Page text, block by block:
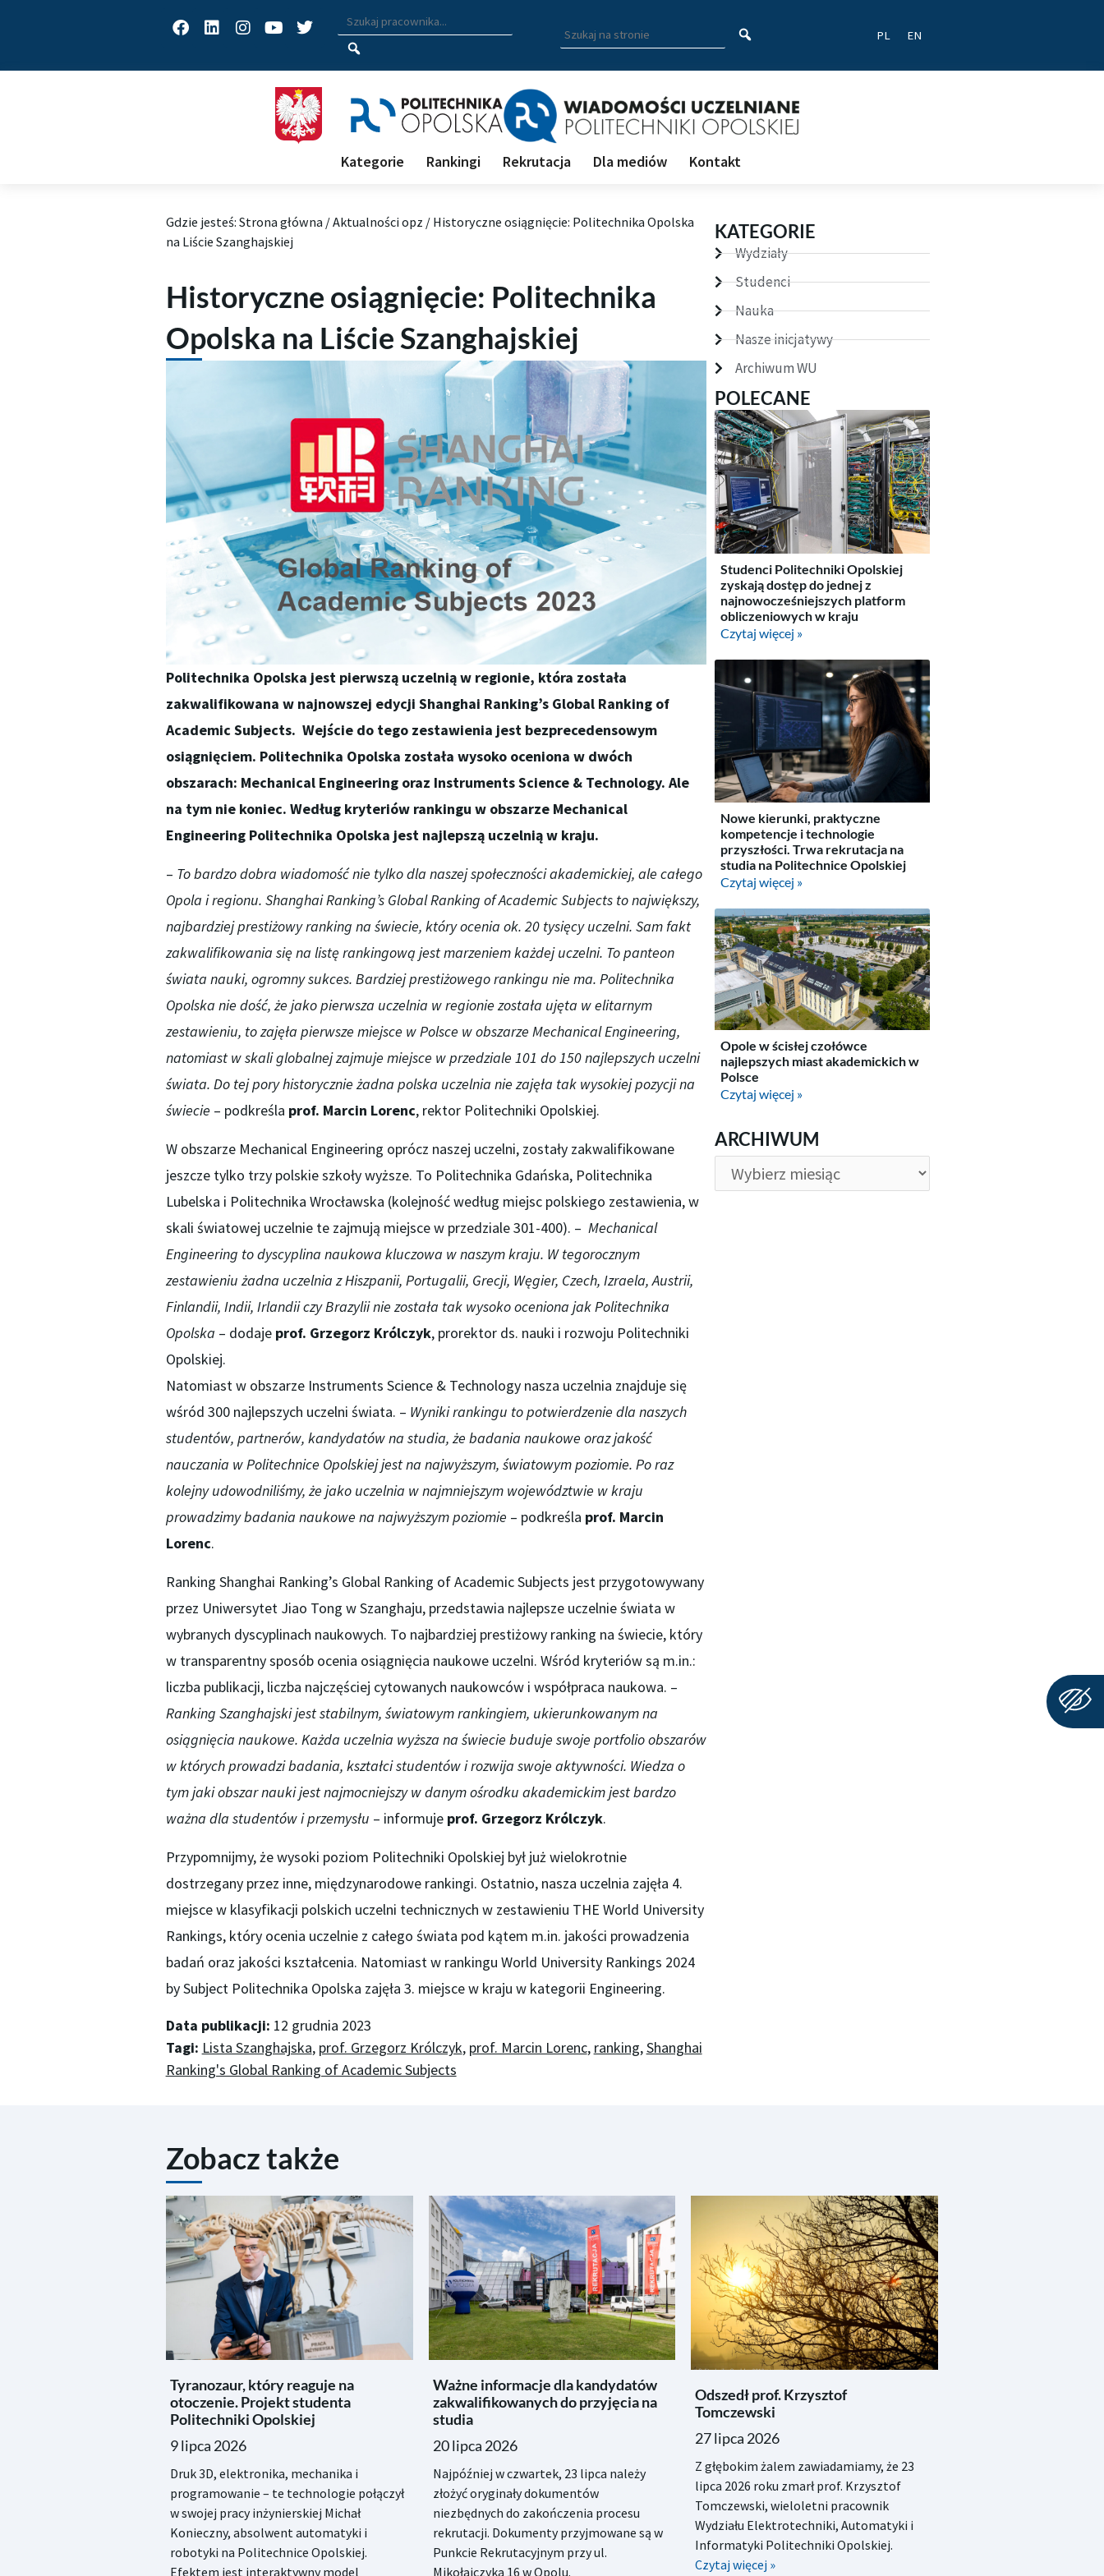
Facebook
LinkedinInstagram
YoutubeTwitterWyszukiwarka pracowników
Wpisz nazwisko, fragment nazwiska bądź imię pracownika aby wyszukać
Wpisz
szukaną
frazę
wyszukać
na
PL EN
Kategorie Rankingi Rekrutacja Dla mediów Kontakt
Gdzie jesteś: Strona główna /Aktualności opz / Historyczne osiągnięcie: Politechnika Opolska
na Liście Szanghajskiej
Historyczne osiągnięcie: Politechnika
Opolska na Liście Szanghajskiej
Politechnika Opolska jest pierwszą uczelnią w regionie, która została
zakwalifikowana w najnowszej edycji Shanghai Ranking’s Global Ranking of
Academic Subjects. Wejście do tego zestawienia jest bezprecedensowym
osiągnięciem. Politechnika Opolska została wysoko oceniona w dwóch
obszarach: Mechanical Engineering oraz Instruments Science & Technology. Ale
na tym nie koniec. Według kryteriów rankingu w obszarze Mechanical
Engineering Politechnika Opolska jest najlepszą uczelnią w kraju.
– To bardzo dobra wiadomość nie tylko dla naszej społeczności akademickiej, ale całego
Opola i regionu. Shanghai Ranking’s Global Ranking of Academic Subjects to największy,
najbardziej prestiżowy ranking na świecie, który ocenia ok. 20 tysięcy uczelni. Sam fakt
zakwalifikowania się na listę rankingową jest marzeniem każdej uczelni. To panteon
świata nauki, ogromny sukces. Bardziej prestiżowego rankingu nie ma. Politechnika
Opolska nie dość, że jako pierwsza uczelnia w regionie została ujęta w elitarnym
zestawieniu, to zajęła pierwsze miejsce w Polsce w obszarze Mechanical Engineering,
natomiast w skali globalnej zajmuje miejsce w przedziale 101 do 150 najlepszych uczelni
świata. Do tej pory historycznie żadna polska uczelnia nie zajęła tak wysokiej pozycji na
świecie – podkreśla prof. Marcin Lorenc, rektor Politechniki Opolskiej.
W obszarze Mechanical Engineering oprócz naszej uczelni, zostały zakwalifikowane
jeszcze tylko trzy polskie szkoły wyższe. To Politechnika Gdańska, Politechnika
Lubelska i Politechnika Wrocławska (kolejność według miejsc polskiego zestawienia, w
skali światowej uczelnie te zajmują miejsce w przedziale 301-400). – Mechanical
Engineering to dyscyplina naukowa kluczowa w naszym kraju. W tegorocznym
zestawieniu żadna uczelnia z Hiszpanii, Portugalii, Grecji, Węgier, Czech, Izraela, Austrii,
Finlandii, Indii, Irlandii czy Brazylii nie została tak wysoko oceniona jak Politechnika
Opolska – dodaje prof. Grzegorz Królczyk, prorektor ds. nauki i rozwoju Politechniki
Opolskiej.
Natomiast w obszarze Instruments Science & Technology nasza uczelnia znajduje się
wśród 300 najlepszych uczelni świata. – Wyniki rankingu to potwierdzenie dla naszych
studentów, partnerów, kandydatów na studia, że badania naukowe oraz jakość
nauczania w Politechnice Opolskiej jest na najwyższym, światowym poziomie. Po raz
kolejny udowodniliśmy, że jako uczelnia w najmniejszym województwie w kraju
prowadzimy badania naukowe na najwyższym poziomie – podkreśla prof. Marcin
Lorenc.
Ranking Shanghai Ranking’s Global Ranking of Academic Subjects jest przygotowywany
przez Uniwersytet Jiao Tong w Szanghaju, przedstawia najlepsze uczelnie świata w
wybranych dyscyplinach naukowych. To najbardziej prestiżowy ranking na świecie, który
w transparentny sposób ocenia osiągnięcia naukowe uczelni. Wśród kryteriów są m.in.:
liczba publikacji, liczba najczęściej cytowanych naukowców i współpraca naukowa. –
Ranking Szanghajski jest stabilnym, światowym rankingiem, ukierunkowanym na
osiągnięcia naukowe. Każda uczelnia wyższa na świecie buduje swoje portfolio obszarów
w których prowadzi badania, kształci studentów i rozwija swoje aktywności. Wiedza o
tym jaki obszar nauki jest najmocniejszy w danym ośrodku akademickim jest bardzo
ważna dla studentów i przemysłu – informuje prof. Grzegorz Królczyk.
Przypomnijmy, że wysoki poziom Politechniki Opolskiej był już wielokrotnie
dostrzegany przez inne, międzynarodowe rankingi. Ostatnio, nasza uczelnia zajęła 4.
miejsce w klasyfikacji polskich uczelni technicznych w zestawieniu THE World University
Rankings, który ocenia uczelnie z całego świata pod kątem m.in. jakości prowadzenia
badań oraz jakości kształcenia. Natomiast w rankingu World University Rankings 2024
by Subject Politechnika Opolska zajęła 3. miejsce w kraju w kategorii Engineering.
Data publikacji: 12 grudnia 2023
Tagi: Lista Szanghajska, prof. Grzegorz Królczyk, prof. Marcin Lorenc, ranking,Shanghai
Ranking's Global Ranking of Academic Subjects
KATEGORIE
Wydziały
Studenci
Nauka
Nasze inicjatywy
Archiwum WU
POLECANE
Studenci Politechniki Opolskiej
zyskają dostęp do jednej z
najnowocześniejszych platform
obliczeniowych w kraju
Czytaj więcej »
Nowe kierunki, praktyczne
kompetencje i technologie
przyszłości. Trwa rekrutacja na
studia na Politechnice Opolskiej
Czytaj więcej »
Opole w ścisłej czołówce
najlepszych miast akademickich w
Polsce
Czytaj więcej »
ARCHIWUM
ARCHIWUM
Zobacz także
Tyranozaur, który reaguje na
otoczenie. Projekt studenta
Politechniki Opolskiej
9 lipca 2026
Druk 3D, elektronika, mechanika i
programowanie – te technologie połączył
w swojej pracy inżynierskiej Michał
Konieczny, absolwent automatyki i
robotyki na Politechnice Opolskiej.
Efektem jest interaktywny model
Ważne informacje dla kandydatów
zakwalifikowanych do przyjęcia na
studia
20 lipca 2026
Najpóźniej w czwartek, 23 lipca należy
złożyć oryginały dokumentów
niezbędnych do zakończenia procesu
rekrutacji. Dokumenty przyjmowane są w
Punkcie Rekrutacyjnym przy ul.
Mikołajczyka 16 w Opolu.
Odszedł prof. Krzysztof
Tomczewski
27 lipca 2026
Z głębokim żalem zawiadamiamy, że 23
lipca 2026 roku zmarł prof. Krzysztof
Tomczewski, wieloletni pracownik
Wydziału Elektrotechniki, Automatyki i
Informatyki Politechniki Opolskiej.
Czytaj więcej »